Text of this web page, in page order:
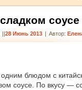
| 28 Июнь 2013 | Автор:
блюдом с
соусе. По вкусу —